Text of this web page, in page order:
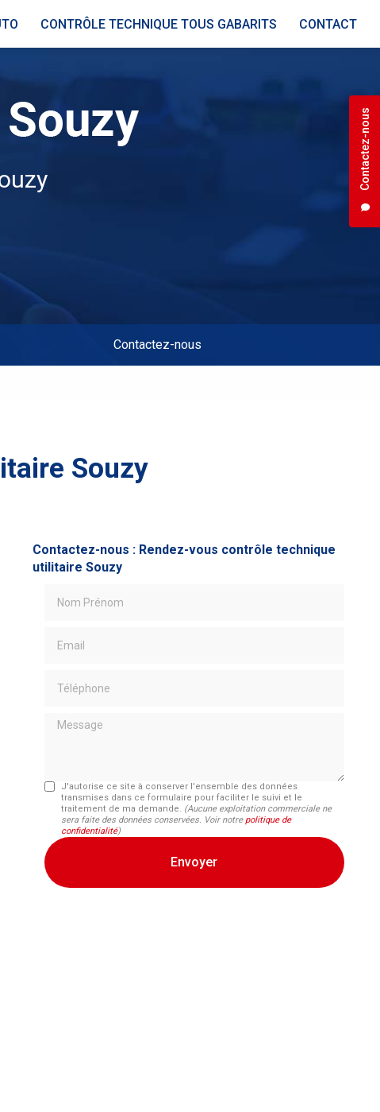
Contactez-nous
CONTRÔLE TECHNIQUE TOUS GABARITS CONTACT
Contactez-nous
Souzy
Contactez-nous : Rendez-vous contrôle technique
utilitaire Souzy
Message
J'autorise ce site à conserver l'ensemble des données
transmises dans ce formulaire pour faciliter le suivi et le
traitement de ma demande. (Aucune exploitation commerciale ne
sera faite des données conservées. Voir notre politique de
confidentialité)